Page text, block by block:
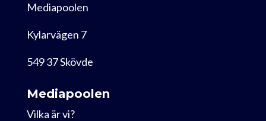
Mediapoolen
Kylarvägen 7
549 37 Skövde
Mediapoolen
Vilka är vi?